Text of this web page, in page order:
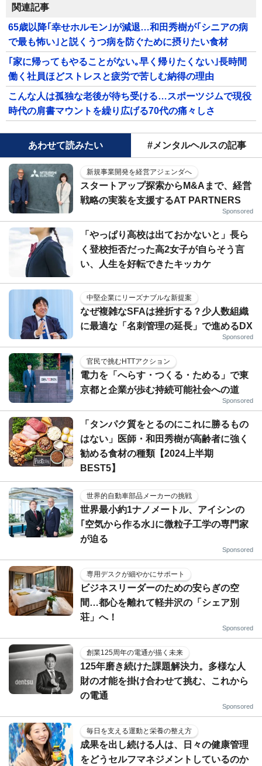
関連記事
65歳以降｢幸せホルモン｣が減退…和田秀樹が｢シニアの病
で最も怖い｣と説くうつ病を防ぐために摂りたい食材
｢家に帰ってもやることがない｡早く帰りたくない｣長時間
働く社員ほどストレスと疲労で苦しむ納得の理由
こんな人は孤独な老後が待ち受ける…スポーツジムで現役
時代の肩書マウントを繰り広げる70代の痛々しさ
あわせて読みたい #メンタルヘルスの記事
新規事業開発を経営アジェンダへ
スタートアップ探索からM&Aまで、経営
戦略の実装を支援するAT PARTNERS
Sponsored
「やっぱり高校は出ておかないと」長ら
く登校拒否だった高2女子が自らそう言
い、人生を好転できたキッカケ
中堅企業にリーズナブルな新提案
なぜ複雑なSFAは挫折する？少人数組織
に最適な「名刺管理の延長」で進めるDX
Sponsored
官民で挑むHTTアクション
電力を「へらす・つくる・ためる」で東
京都と企業が歩む持続可能社会への道
Sponsored
「タンパク質をとるのにこれに勝るもの
はない」医師・和田秀樹が高齢者に強く
勧める食材の種類【2024上半期
BEST5】
世界的自動車部品メーカーの挑戦
世界最小約1ナノメートル、アイシンの
｢空気から作る水｣に微粒子工学の専門家
が迫る
Sponsored
専用デスクが細やかにサポート
ビジネスリーダーのための安らぎの空
間…都心を離れて軽井沢の「シェア別
荘」へ！
Sponsored
創業125周年の電通が描く未来
125年磨き続けた課題解決力。多様な人
財の才能を掛け合わせて挑む、これから
の電通
Sponsored
毎日を支える運動と栄養の整え方
成果を出し続ける人は、日々の健康管理
をどうセルフマネジメントしているのか